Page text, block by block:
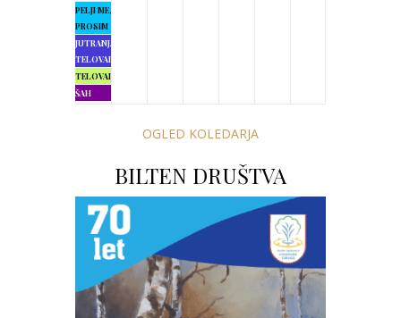
PELJI ME,
PROSIM
JUTRANJA
TELOVADBA
TELOVADBA
ŠAH
OGLED KOLEDARJA
BILTEN DRUŠTVA